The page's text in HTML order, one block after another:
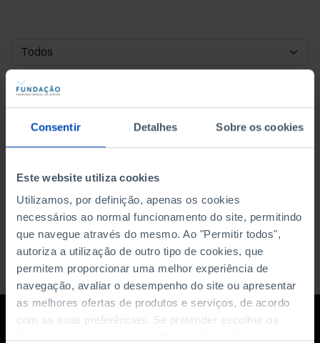
Consentir Detalhes Sobre os cookies
Este website utiliza cookies
Utilizamos, por definição, apenas os cookies
necessários ao normal funcionamento do site, permitindo
que navegue através do mesmo. Ao "Permitir todos",
autoriza a utilização de outro tipo de cookies, que
permitem proporcionar uma melhor experiência de
navegação, avaliar o desempenho do site ou apresentar
as melhores ofertas de produtos e serviços, de acordo
com as suas preferências. Se pretender escolher os
DATA DE INÍCIO
DATA DE FIM